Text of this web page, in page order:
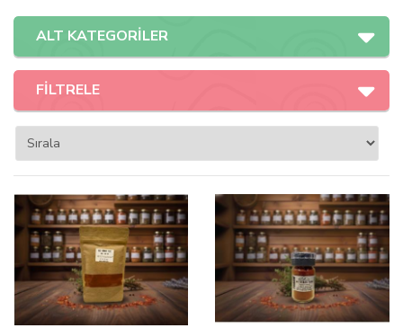
ALT KATEGORİLER
FİLTRELE